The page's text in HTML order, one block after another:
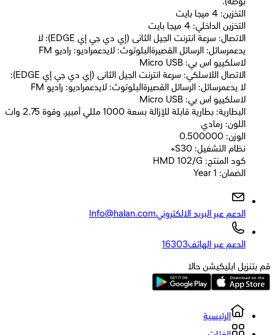
التخزين: 4 ميجا بايت
التخزين الداخلي: 4 ميجا بايت
الاتصال: سرعة انترنت الجيل الثانى (إي دي جي إي EDGE): لا
يدعمرسائل: الرسائل القصيرةالبلوتوث: لايدعمراديو: راديو FM
لاسلكييو اس بي: Micro USB
الاتصال اللاسلكي: سرعة انترنت الجيل الثانى (إي دي جي إي EDGE):
لا يدعمرسائل: الرسائل القصيرةالبلوتوث: لايدعمراديو: راديو FM
لاسلكييو اس بي: Micro USB
البطارية: بطارية قابلة للإزالة بسعة 1000 مللي أمبير، وقوة 2.75 وات
اللون: رمادي
الوزن: 0.500000
نظام التشغيل: S30+
كود المنتج: HMD 102/G
الضمان: 1 Year
الدعم عبر البريد الالكترونيInfo@halan.com
الدعم عبر الهاتف16303
قم بتنزيل ابليكيشن حالا
الرئيسية